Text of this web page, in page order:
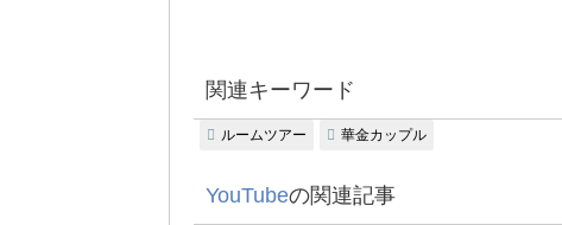
関連キーワード
ルームツアー 華金カップル
YouTubeの関連記事